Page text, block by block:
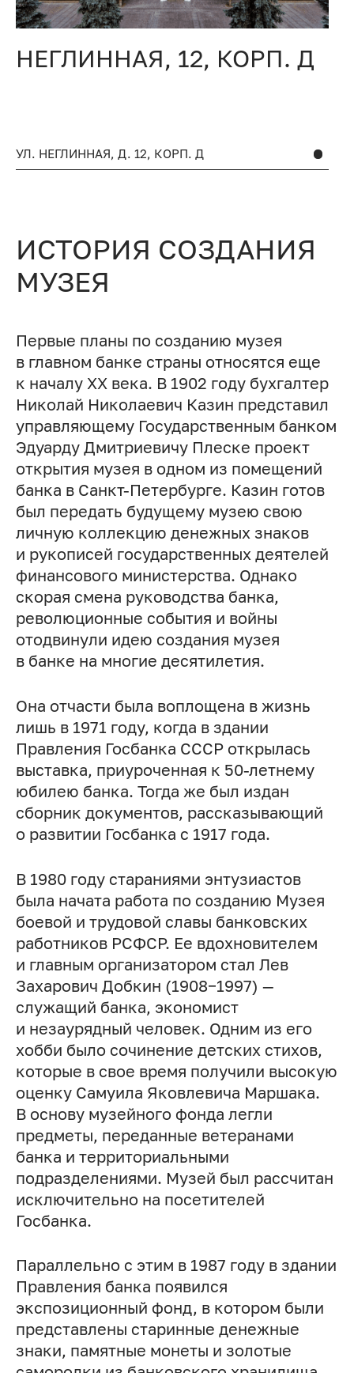
НЕГЛИННАЯ, 12, КОРП. Д
УЛ. НЕГЛИННАЯ, Д. 12, КОРП. Д
ИСТОРИЯ СОЗДАНИЯ
МУЗЕЯ
Первые планы по созданию музея
в главном банке страны относятся еще
к началу ХХ века. В 1902 году бухгалтер
Николай Николаевич Казин представил
управляющему Государственным банком
Эдуарду Дмитриевичу Плеске проект
открытия музея в одном из помещений
банка в Санкт-Петербурге. Казин готов
был передать будущему музею свою
личную коллекцию денежных знаков
и рукописей государственных деятелей
финансового министерства. Однако
скорая смена руководства банка,
революционные события и войны
отодвинули идею создания музея
в банке на многие десятилетия.
Она отчасти была воплощена в жизнь
лишь в 1971 году, когда в здании
Правления Госбанка СССР открылась
выставка, приуроченная к 50-летнему
юбилею банка. Тогда же был издан
сборник документов, рассказывающий
о развитии Госбанка с 1917 года.
В 1980 году стараниями энтузиастов
была начата работа по созданию Музея
боевой и трудовой славы банковских
работников РСФСР. Ее вдохновителем
и главным организатором стал Лев
Захарович Добкин (1908−1997) —
служащий банка, экономист
и незаурядный человек. Одним из его
хобби было сочинение детских стихов,
которые в свое время получили высокую
оценку Самуила Яковлевича Маршака.
В основу музейного фонда легли
предметы, переданные ветеранами
банка и территориальными
подразделениями. Музей был рассчитан
исключительно на посетителей
Госбанка.
Параллельно с этим в 1987 году в здании
Правления банка появился
экспозиционный фонд, в котором были
представлены старинные денежные
знаки, памятные монеты и золотые